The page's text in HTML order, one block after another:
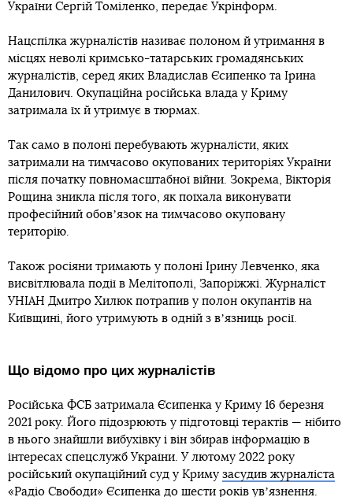
України Сергій Томіленко, передає Укрінформ.
Нацспілка журналістів називає полоном й утримання в
місцях неволі кримсько-татарських громадянських
журналістів, серед яких Владислав Єсипенко та Ірина
Данилович. Окупаційна російська влада у Криму
затримала їх й утримує в тюрмах.
Так само в полоні перебувають журналісти, яких
затримали на тимчасово окупованих територіях України
після початку повномасштабної війни. Зокрема, Вікторія
Рощина зникла після того, як поїхала виконувати
професійний обовʼязок на тимчасово окуповану
територію.
Також росіяни тримають у полоні Ірину Левченко, яка
висвітлювала події в Мелітополі, Запоріжжі. Журналіст
УНІАН Дмитро Хилюк потрапив у полон окупантів на
Київщині, його утримують в одній з вʼязниць росії.
Що відомо про цих журналістів
Російська ФСБ затримала Єсипенка у Криму 16 березня
2021 року. Його підозрюють у підготовці терактів — нібито
в нього знайшли вибухівку і він збирав інформацію в
інтересах спецслужб України. У лютому 2022 року
російський окупаційний суд у Криму засудив журналіста
«Радіо Свободи» Єсипенка до шести років увʼязнення.